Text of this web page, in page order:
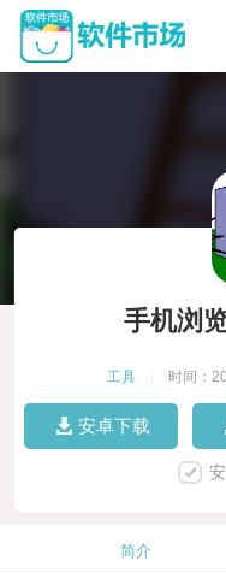
手机浏
工具 时间：
安卓下载
简介